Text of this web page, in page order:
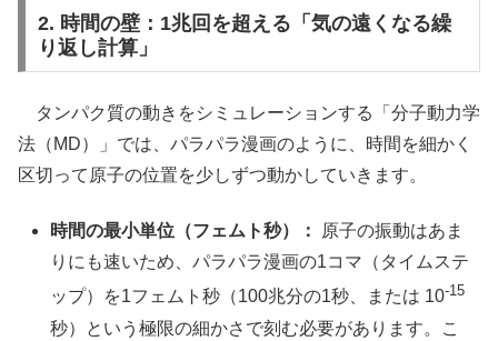
2. 時間の壁：1兆回を超える「気の遠くなる繰
り返し計算」
タンパク質の動きをシミュレーションする「分子動力学
法（MD）」では、パラパラ漫画のように、時間を細かく
区切って原子の位置を少しずつ動かしていきます。
時間の最小単位（フェムト秒）：
原子の振動はあま
りにも速いため、パラパラ漫画の1コマ（タイムステ
ップ）を1フェムト秒（100兆分の1秒、または 10-15
秒）という極限の細かさで刻む必要があります。こ